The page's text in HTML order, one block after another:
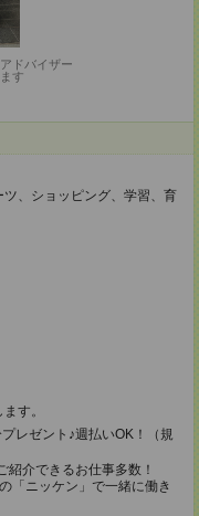
ドバイザー
す
、ショッピング、学習、育
す。
レゼント♪週払いOK！（規
介できるお仕事多数！
「ニッケン」で一緒に働き